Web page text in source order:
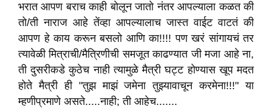
भरात आपण बराच काही बोलून जातो नंतर आपल्याला कळत की
तो/ती नाराज आहे तेंव्हा आपल्यालाच जास्त वाईट वाटतं की
आपण हे काय करून बसलो आणि का!!!! पण खरं सांगायचं तर
त्यावेळी मित्राची/मैत्रिणीची समजूत काढण्यात जी मजा आहे ना,
ती दुसरीकडे कुठेच नाही त्यामुळे मैत्री घट्ट होण्यास खूप मदत
होते मैत्री ही "तुझ माझं जमेना तुझ्यावाचून करमेना!!!" या
म्हणीप्रमाणे असते.....नाही; ती आहेच.......